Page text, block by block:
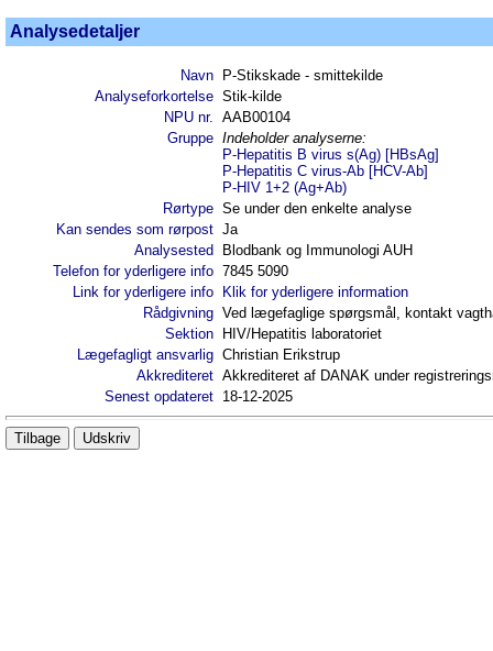
Analysedetaljer
Navn
P-Stikskade - smittekilde
Analyseforkortelse Stik-kilde
NPU nr. AAB00104
Gruppe Indeholder analyserne:
P-Hepatitis B virus s(Ag) [HBsAg]
P-Hepatitis C virus-Ab [HCV-Ab]
P-HIV 1+2 (Ag+Ab)
Rørtype Se under den enkelte analyse
Kan sendes som rørpost Ja
Analysested
Blodbank og Immunologi AUH
Telefon for yderligere info 7845 5090
Link for yderligere info
Klik for yderligere information
Rådgivning Ved lægefaglige spørgsmål, kontakt
Sektion
HIV/Hepatitis laboratoriet
Lægefagligt ansvarlig Christian Erikstrup
Akkrediteret Akkrediteret af DANAK under
Senest opdateret 18-12-2025